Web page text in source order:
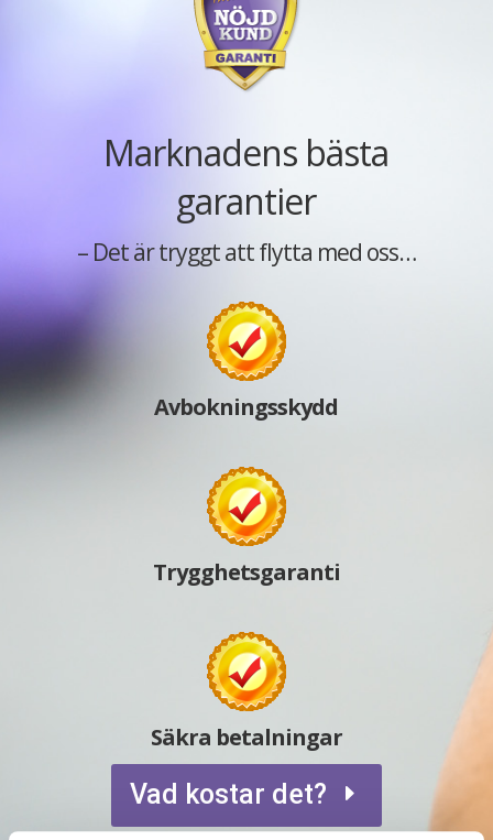
Marknadens bästa
garantier
– Det är tryggt att flytta med oss…
Avbokningsskydd
Trygghetsgaranti
Säkra betalningar
Vad kostar det?